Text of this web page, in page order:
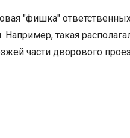
"фишка"
Например, такая
части дворового